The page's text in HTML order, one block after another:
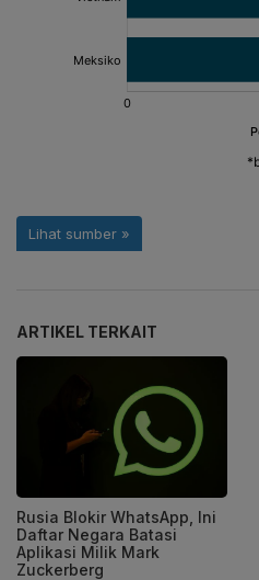
ARTIKEL TERKAIT
Rusia Blokir WhatsApp, Ini
Daftar Negara Batasi
Aplikasi Milik Mark
Zuckerberg